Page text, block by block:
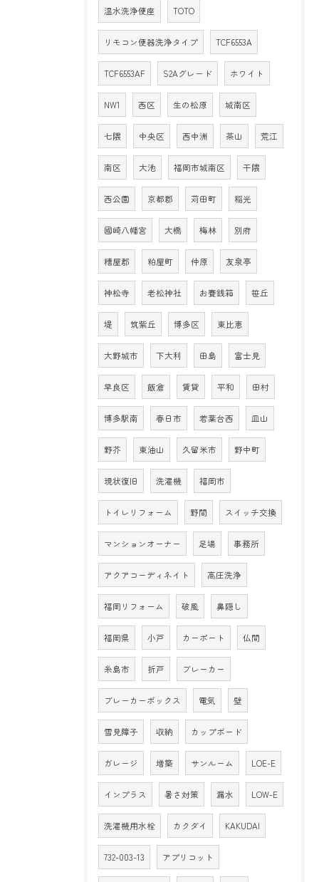
温水洗浄便座 TOTO
リモコン便器洗浄タイプ TCF6553A
TCF6553AF S2Aグレード ホワイト
NW1 西区 生の松原 城南区
七隈 中央区 西中洲 茶山 荒江
南区 大池 福岡市城南区 干隈
西公園 京都郡 苅田町 稲光
國崎八幡宮 大橋 梅林 別府
糟屋郡 粕屋町 仲原 友泉亭
神松寺 老松神社 お賽銭箱 笹丘
堤 筑紫丘 博多区 東比恵
大野城市 下大利 田島 富士見
早良区 飯倉 賃貸 平和 田村
博多駅南 春日市 若葉台西 皿山
野芥 東油山 久留米市 野中町
現状復旧 洗濯機 福岡市
トイレリフォーム 野間 スイッチ交換
マンションオーナー 足場 事務所
アクアコーディネイト 高圧洗浄
福岡リフォーム 破風 鼻隠し
福岡県 小戸 カーポート 仏間
糸島市 折戸 ブレーカー
ブレーカーボックス 電気 壁
雪見障子 収納 カップボード
ガレージ 増築 サンルーム LOE-E
インプラス 暑さ対策 漏水 LOW-E
洗濯機用水栓 カクダイ KAKUDAI
732-003-13 アプリコット